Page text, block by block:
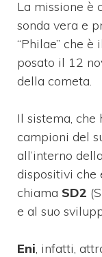
La missione è
sonda vera e
“Philae” che
posato il 12
della cometa.
Il sistema, che
campioni del
all’interno della
dispositivi che
chiama SD2
e al suo
Eni, infatti,